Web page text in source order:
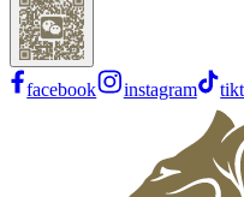
facebook instagram